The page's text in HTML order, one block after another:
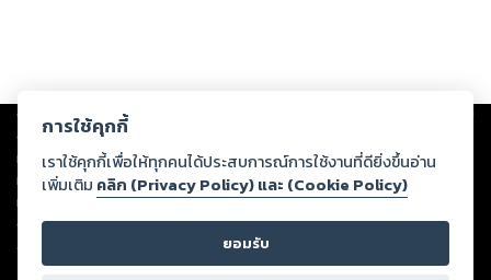
Copyright © 2026
ต่อผลงานหรือเนื้อหาใดที่อัปโหลดผ่านเว็บไซต์และปรากฏว่าละเมิดสิทธิใน
ทรัพย์สินทางปัญญาของบุคคลอื่นหรือขัดต่อกฎหมายและศีลธรรม ดังนั้น ผู้อ่าน
ทุกท่านโปรดใช้วิจารณญาณในการกลั่นกรองด้วยตนเอง และหากท่านพบว่าส่วน
หนึ่งส่วนใดขัดต่อกฎหมายและศีลธรรม กรุณาแจ้งมายังบริษัท เพื่อทีมงานจะได้
ดำเนินการในทันที ทั้งนี้ ทางสตอรี่ล็อกขอสงวนลิขสิทธิ์ตามพระราชบัญญัติ
ลิขสิทธิ์ พ.ศ. 2537 (ฉบับล่าสุด)
การใช้คุกกี้
เราใช้คุกกี้เพื่อให้ทุกคนได้ประสบการณ์การใช้งานที่ดียิ่งขึ้นอ่าน
เพิ่มเติม คลิก (Privacy Policy) และ (Cookie Policy)
ยอมรับ